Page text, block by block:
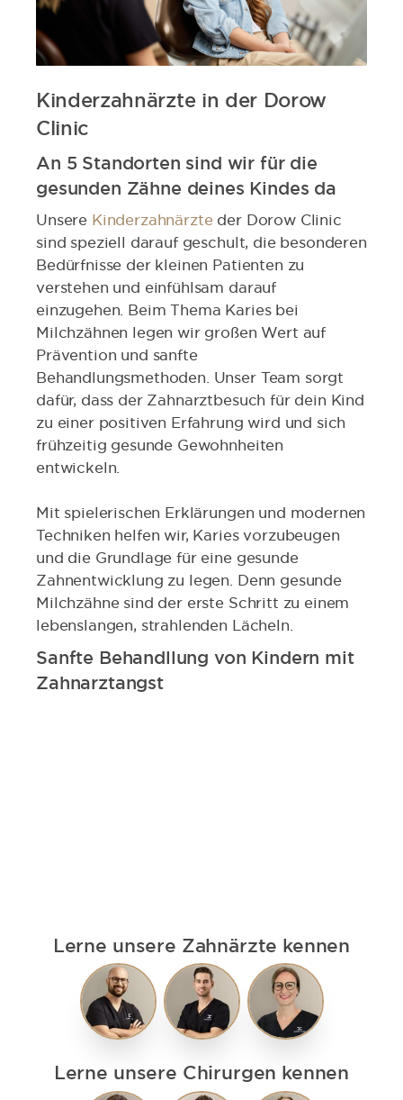
Kinderzahnärzte in der Dorow
Clinic
An 5 Standorten sind wir für die
gesunden Zähne deines Kindes da
Unsere Kinderzahnärzteder Dorow Clinic
sind speziell darauf geschult, die besonderen
Bedürfnisse der kleinen Patienten zu
verstehen und einfühlsam darauf
einzugehen. Beim Thema Karies bei
Milchzähnen legen wir großen Wert auf
Prävention und sanfte
Behandlungsmethoden. Unser Team sorgt
dafür, dass der Zahnarztbesuch für dein Kind
zu einer positiven Erfahrung wird und sich
frühzeitig gesunde Gewohnheiten
entwickeln.
Mit spielerischen Erklärungen und modernen
Techniken helfen wir, Karies vorzubeugen
und die Grundlage für eine gesunde
Zahnentwicklung zu legen. Denn gesunde
Milchzähne sind der erste Schritt zu einem
lebenslangen, strahlenden Lächeln.
Sanfte Behandllung von Kindern mit
Zahnarztangst
Lerne unsere Zahnärzte kennen
Lerne unsere Chirurgen kennen